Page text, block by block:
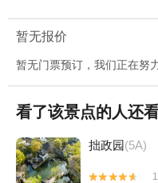
暂无报价
暂无门票预订，我们正在努
看了该景点的人还
拙政园(5A)

